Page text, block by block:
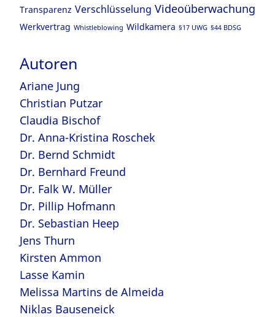
Transparenz Verschlüsselung Videoüberwachung
Werkvertrag Whistleblowing Wildkamera §17 UWG §44 BDSG
Autoren
Ariane Jung
Christian Putzar
Claudia Bischof
Dr. Anna-Kristina Roschek
Dr. Bernd Schmidt
Dr. Bernhard Freund
Dr. Falk W. Müller
Dr. Pillip Hofmann
Dr. Sebastian Heep
Jens Thurn
Kirsten Ammon
Lasse Kamin
Melissa Martins de Almeida
Niklas Bauseneick